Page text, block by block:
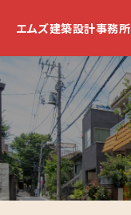
エムズ建築設計事務所